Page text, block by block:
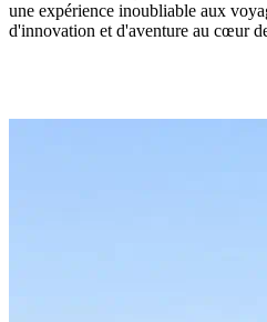
une expérience inoubliable aux
d'innovation et d'aventure au cœur